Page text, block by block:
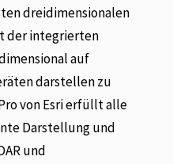
dreidimensionalen
der integrierten
auf
darstellen zu
von Esri erfüllt alle
Darstellung und
und